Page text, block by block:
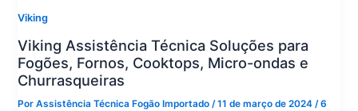
Viking
Viking Assistência Técnica Soluções para
Fogões, Fornos, Cooktops, Micro-ondas e
Churrasqueiras
PorAssistência Técnica Fogão Importado/11 de março de 2024/6